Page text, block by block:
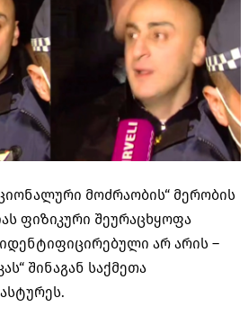
მოძრაობის“ მერობის
ფიზიკური შეურაცხყოფა
არ არის –
შინაგან საქმეთა